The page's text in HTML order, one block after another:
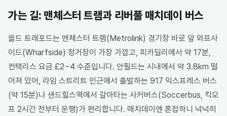
가는 길: 맨체스터 트램과 리버풀 매치데이 버스
올드 트래포드는 맨체스터 트램(Metrolink) 경기장 바로 앞 와프사
이드(Wharfside) 정거장이 가장 가깝고, 피카딜리에서 약 17분,
컨택리스 요금 £2~4 수준입니다. 안필드는 시내에서 약 3.8km 떨
어져 있어, 라임 스트리트 인근에서 출발하는 917 익스프레스 버스
(약 15분)나 샌드힐스역에서 갈아타는 사커버스(Soccerbus, 킥오
프 2시간 전부터 운행)가 편리합니다. 매치데이엔 혼잡하니 넉넉히